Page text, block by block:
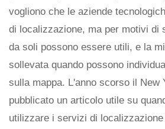
vogliono che le aziende
di localizzazione, ma per motivi di
da soli possono essere utili, e la
sollevata quando possono
sulla mappa. L'anno scorso il New
pubblicato un articolo utile su
utilizzare i servizi di